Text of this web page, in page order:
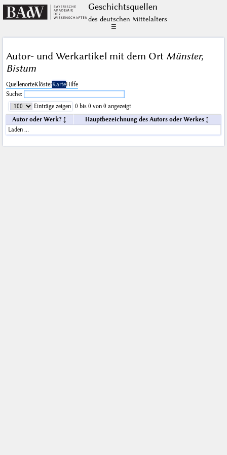
Geschichts­quellen
des deutschen Mittelalters
☰
Autor- und Werkartikel mit dem Ort Münster,
Bistum
QuellenorteKlösterKarteHilfe
Suche:
Einträge zeigen
0 bis 0 von 0 angezeigt
Autor oder Werk?
Hauptbezeichnung des Autors oder Werkes
Laden …